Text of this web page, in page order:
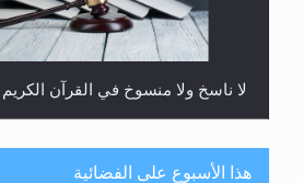
هذا الأسبوع على الفضائية